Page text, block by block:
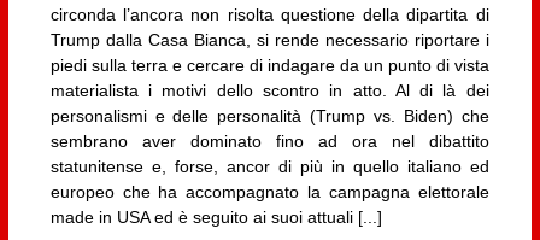
circonda l’ancora non risolta questione della dipartita di
Trump dalla Casa Bianca, si rende necessario riportare i
piedi sulla terra e cercare di indagare da un punto di vista
materialista i motivi dello scontro in atto. Al di là dei
personalismi e delle personalità (Trump vs. Biden) che
sembrano aver dominato fino ad ora nel dibattito
statunitense e, forse, ancor di più in quello italiano ed
europeo che ha accompagnato la campagna elettorale
made in USA ed è seguito ai suoi attuali [...]